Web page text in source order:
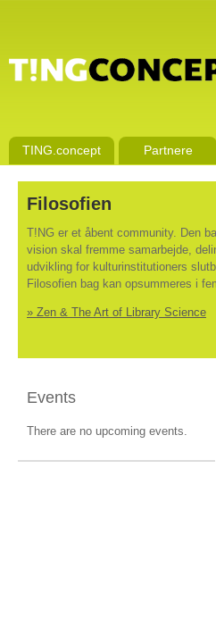
TING.concept Partnere
Filosofien
T!NG er et åbent community. Den
vision skal fremme samarbejde,
udvikling for kulturinstitutioners
Filosofien bag kan opsummeres i
» Zen & The Art of Library Science
Events
There are no upcoming events.